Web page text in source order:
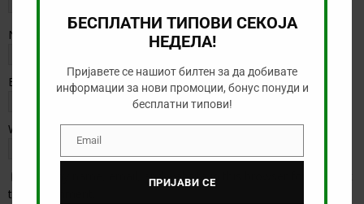
Name
Email
Website
Save my name, email, and website in this browser for the next
time I comment.
БЕСПЛАТНИ ТИПОВИ СЕКОЈА
НЕДЕЛА!
Пријавете се нашиот билтен за да добивате
информации за нови промоции, бонус понуди и
бесплатни типови!
EmailEmail
ПРИЈАВИ СЕ